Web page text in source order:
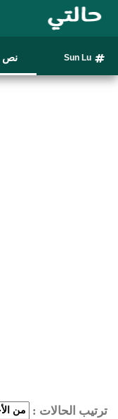
Sun Lu نص
ترتيب الحالات :